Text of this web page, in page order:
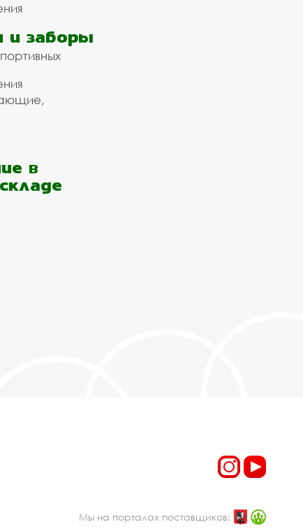
и заборы
в
Мы на порталах поставщиков: